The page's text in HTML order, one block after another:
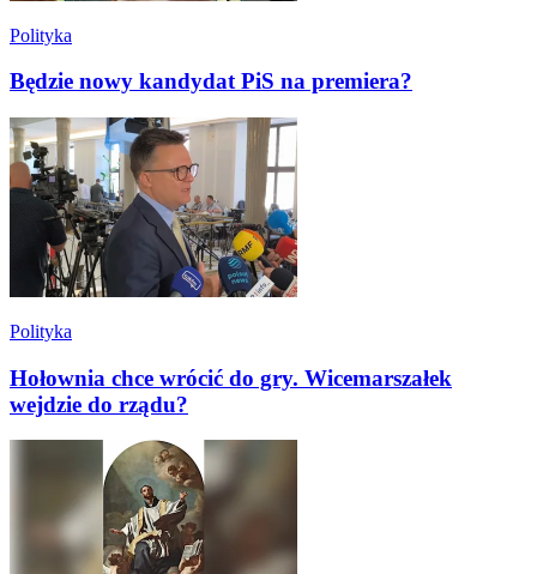
Polityka
Będzie nowy kandydat PiS na premiera?
Polityka
Hołownia chce wrócić do gry. Wicemarszałek
wejdzie do rządu?